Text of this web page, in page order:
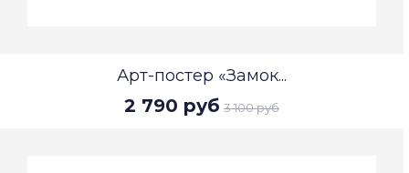
Арт-постер «Замок...
2 790 руб 3 100 руб